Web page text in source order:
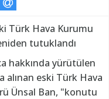
Türk Hava Kurumu
tutuklandı
hakkında yürütülen
alınan eski Türk Hava
Ünsal Ban, "konutu